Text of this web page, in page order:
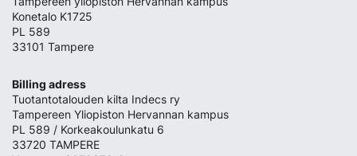
Konetalo K1725
PL 589
33101 Tampere
Billing adress
Tuotantotalouden kilta Indecs ry
Tampereen Yliopiston Hervannan kampus
PL 589 / Korkeakoulunkatu 6
33720 TAMPERE